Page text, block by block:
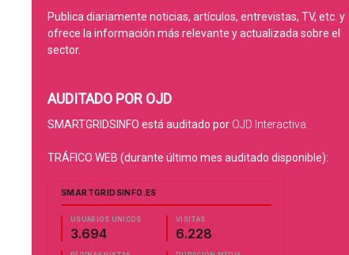
Publica diariamente noticias, artículos, entrevistas, TV, etc. y
ofrece la información más relevante y actualizada sobre el
sector.
AUDITADO POR OJD
SMARTGRIDSINFO está auditado por OJD Interactiva
TRÁFICO WEB (durante último mes auditado disponible):